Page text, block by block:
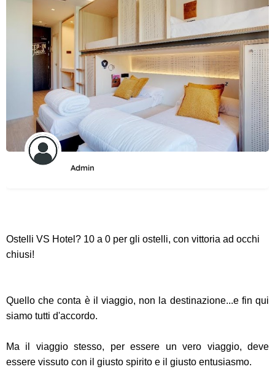
Admin
Ostelli VS Hotel? 10 a 0 per gli ostelli, con vittoria ad occhi
chiusi!
Quello che conta è il viaggio, non la destinazione...e fin qui
siamo tutti d'accordo.
Ma il viaggio stesso, per essere un vero viaggio, deve
essere vissuto con il giusto spirito e il giusto entusiasmo.